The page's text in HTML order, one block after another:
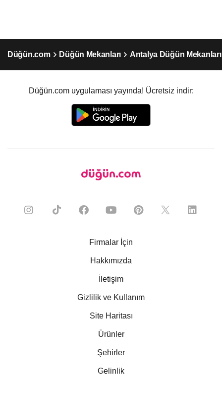
Düğün.com Düğün Mekanları Antalya Düğün Mekanları
Düğün.com uygulaması yayında! Ücretsiz indir:
Firmalar İçin
Hakkımızda
İletişim
Gizlilik ve Kullanım
Site Haritası
Ürünler
Şehirler
Gelinlik